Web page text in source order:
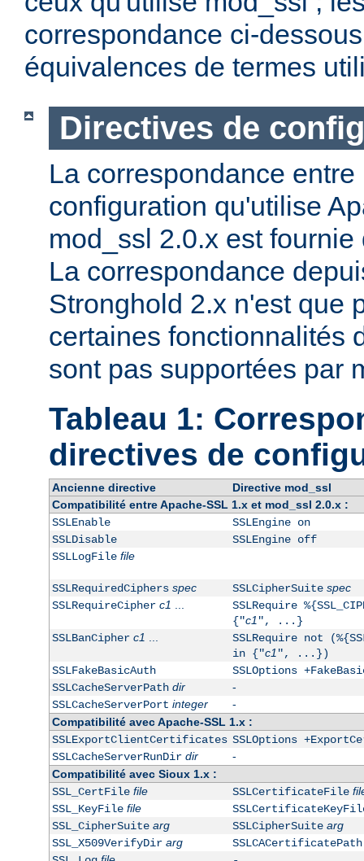
correspondance ci-
équivalences de termes
Directives de
La correspondance
configuration qu'utilise
mod_ssl 2.0.x est
La correspondance
Stronghold 2.x n'est que
certaines fonctionnalités
sont pas supportées par
Tableau 1:
directives de
Ancienne directive
Directive mod_ssl
Compatibilité entre Apache-SSL 1.x et mod_ssl 2.0.x :
SSLEnable
SSLEngine on
SSLDisable
SSLEngine off
SSLLogFile file
SSLRequiredCiphers spec SSLCipherSuite spec
SSLRequireCipher c1 ...
SSLRequire
{"c1", ...}
SSLBanCipher c1 ...
SSLRequire not
in {"c1", ...})
SSLFakeBasicAuth
SSLOptions
SSLCacheServerPath dir
-
SSLCacheServerPort integer
-
Compatibilité avec Apache-SSL 1.x :
SSLExportClientCertificates SSLOptions
SSLCacheServerRunDir dir
-
Compatibilité avec Sioux 1.x :
SSL_CertFile file SSLCertificateFile
SSL_KeyFile file
SSL_CipherSuite arg SSLCipherSuite arg
SSL_X509VerifyDir arg
SSLCACertificatePath